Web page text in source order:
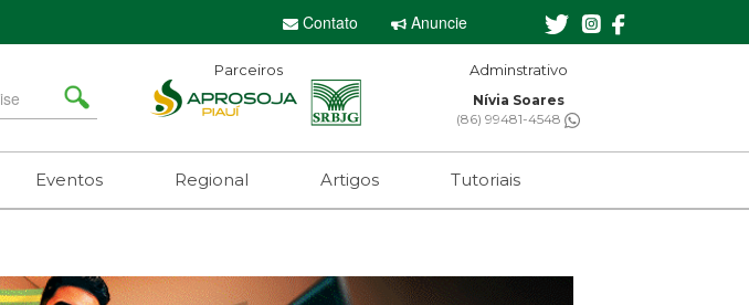
Contato Anuncie
Parceiros Editor-chefe
Sebastian Eugênio
(61) 99650-2473
Adminstrativo
Nívia Soares
(86) 99481-4548
Eventos Regional Artigos Tutoriais